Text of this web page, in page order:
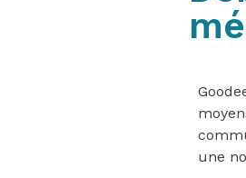
une